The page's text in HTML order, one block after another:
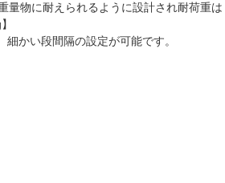
量物に耐えられるように設計され耐荷重は
かい段間隔の設定が可能です。